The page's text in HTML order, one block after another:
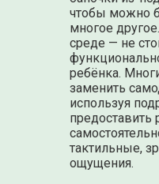
чтобы можно
многое
среде — не
ребёнка.
заменить
используя
предоставить
тактильные,
ощущения.